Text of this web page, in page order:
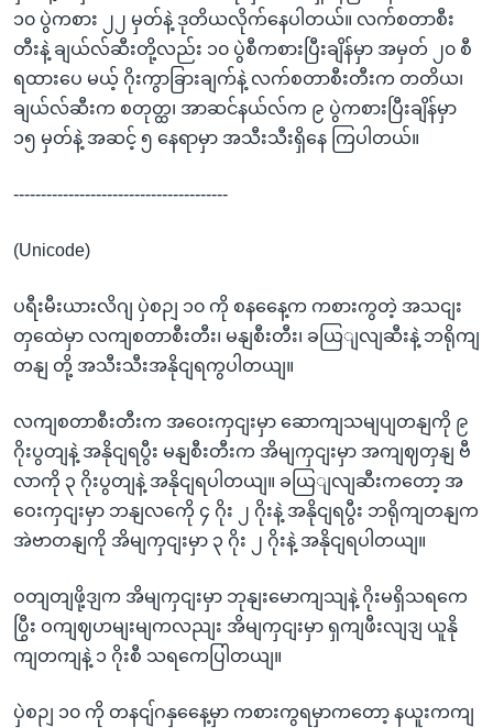
၁၀ ပွဲကစား ၂၂ မှတ်နဲ့ ဒုတိယလိုက်နေပါတယ်။ လက်စတာစီး
တီးနဲ့ ချယ်လ်ဆီးတို့လည်း ၁၀ ပွဲစီကစားပြီးချိန်မှာ အမှတ် ၂၀ စီ
ရထားပေ မယ့် ဂိုးကွာခြားချက်နဲ့ လက်စတာစီးတီးက တတိယ၊
ချယ်လ်ဆီးက စတုတ္ထ၊ အာဆင်နယ်လ်က ၉ ပွဲကစားပြီးချိန်မှာ
၁၅ မှတ်နဲ့ အဆင့် ၅ နေရာမှာ အသီးသီးရှိနေ ကြပါတယ်။
---------------------------------------
(Unicode)
ပရီးမီးယားလိဂျ ပှဲစဉျ ၁၀ ကို စနနေေ့က ကစားကွတဲ့ အသငျး
တှထေဲမှာ လကျစတာစီးတီး၊ မနျစီးတီး၊ ခယြျလျဆီးနဲ့ ဘရိုကျ
တနျ တို့ အသီးသီးအနိုငျရကွပါတယျ။
လကျစတာစီးတီးက အဝေးကှငျးမှာ ဆောကျသမျပျတနျကို ၉
ဂိုးပွတျနဲ့ အနိုငျရပွီး မနျစီးတီးက အိမျကှငျးမှာ အကျဈတှနျ ဗီ
လာကို ၃ ဂိုးပွတျနဲ့ အနိုငျရပါတယျ။ ခယြျလျဆီးကတော့ အ
ဝေးကှငျးမှာ ဘနျလကေို ၄ ဂိုး ၂ ဂိုးနဲ့ အနိုငျရပွီး ဘရိုကျတနျက
အဲဗာတနျကို အိမျကှငျးမှာ ၃ ဂိုး ၂ ဂိုးနဲ့ အနိုငျရပါတယျ။
ဝတျတျဖို့ဒျက အိမျကှငျးမှာ ဘုနျးမောကျသျနဲ့ ဂိုးမရှိသရကေ
ပြွီး ဝကျဈဟမျးမျကလညျး အိမျကှငျးမှာ ရှကျဖီးလျဒျ ယူနို
ကျတကျနဲ့ ၁ ဂိုးစီ သရကေပြါတယျ။
ပှဲစဉျ ၁၀ ကို တနငျ်ဂနှနေေ့မှာ ကစားကွရမှာကတော့ နယူးကကျ